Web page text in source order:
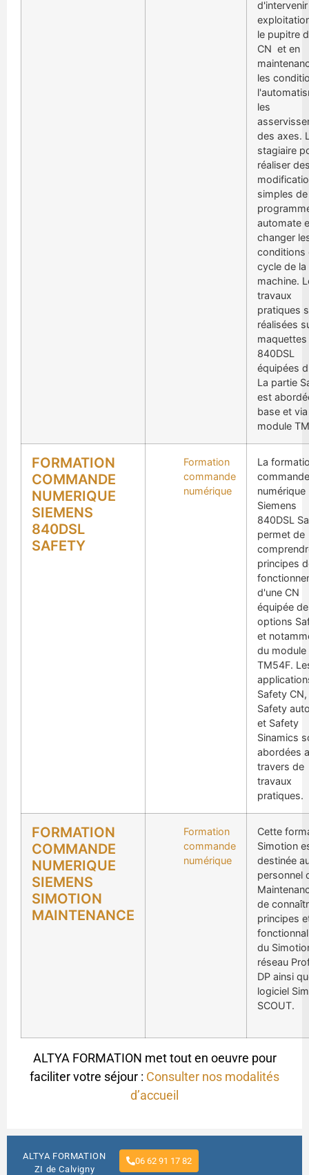
le pupitre
CN et en
les
les
des axes.
stagiaire
réaliser
simples de
automate
changer
conditions
cycle de la
machine.
travaux
pratiques
réalisées
maquettes
840DSL
équipées
La partie
est
base et
module
FORMATION
COMMANDE
NUMERIQUE
SIEMENS
840DSL
SAFETY
Formation
commande
numérique
La
commande
numérique
Siemens
840DSL
permet de
principes
d'une CN
équipée
options
et
du module
TM54F.
Safety CN,
Safety
et Safety
Sinamics
abordées
travers de
travaux
pratiques.
FORMATION
COMMANDE
NUMERIQUE
SIEMENS
SIMOTION
MAINTENANCE
Formation
commande
numérique
Cette
Simotion
destinée
personnel
de
principes
du
réseau
DP ainsi
logiciel
SCOUT.
ALTYA FORMATION met tout en oeuvre pour
faciliter votre séjour : Consulter nos modalités
d’accueil
ALTYA FORMATION
ZI de Calvigny
06 62 91 17 82